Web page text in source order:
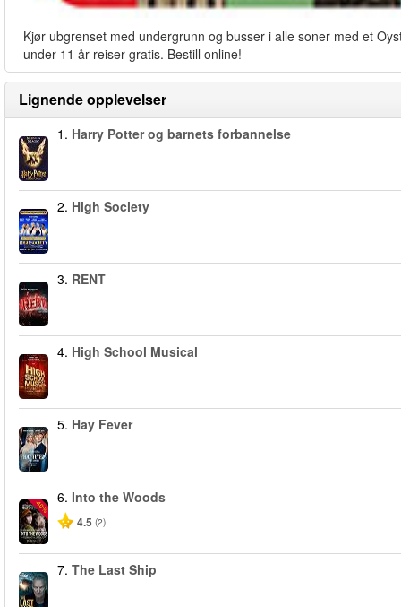
Kjør ubgrenset med undergrunn og busser i alle soner med et
under 11 år reiser gratis. Bestill online!
Lignende opplevelser
1. Harry Potter og barnets forbannelse
2. High Society
3. RENT
4. High School Musical
5. Hay Fever
-40%
6. Into the Woods
4.5 (2)
7. The Last Ship